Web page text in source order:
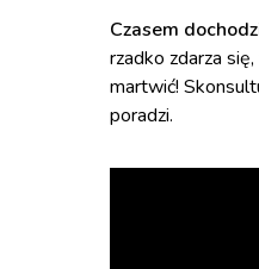
Czasem
rzadko zdarza
martwić!
poradzi.